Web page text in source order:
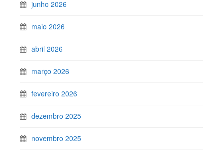
junho 2026
maio 2026
abril 2026
março 2026
fevereiro 2026
dezembro 2025
novembro 2025